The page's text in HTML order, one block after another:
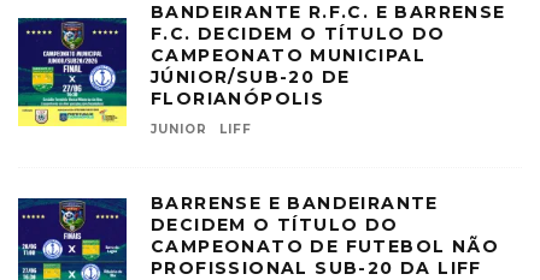
BANDEIRANTE R.F.C. E BARRENSE
F.C. DECIDEM O TÍTULO DO
CAMPEONATO MUNICIPAL
JÚNIOR/SUB-20 DE
FLORIANÓPOLIS
JUNIOR LIFF
BARRENSE E BANDEIRANTE
DECIDEM O TÍTULO DO
CAMPEONATO DE FUTEBOL NÃO
PROFISSIONAL SUB-20 DA LIFF